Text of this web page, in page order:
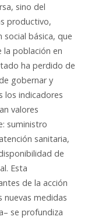
sino del
productivo,
básica, que
la población en
ha perdido de
gobernar y
los indicadores
valores
suministro
sanitaria,
de
Esta
de la acción
nuevas medidas
se profundiza